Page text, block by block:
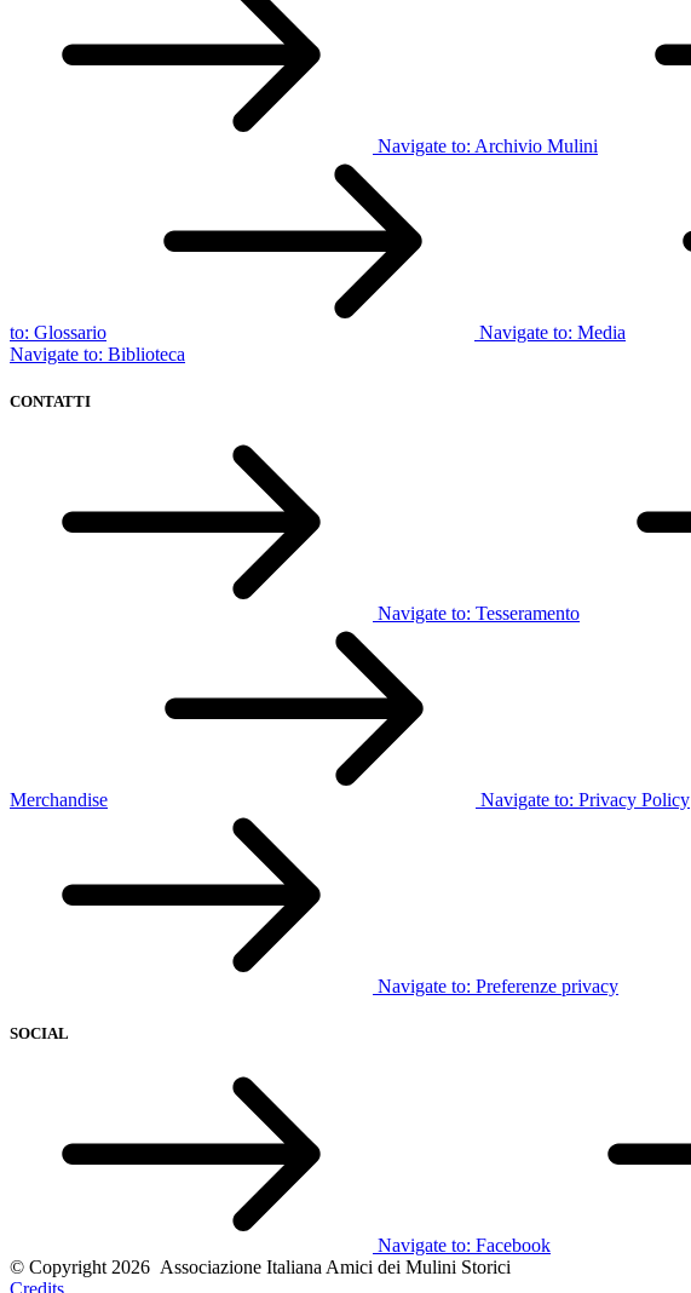
Navigate to: Archivio Mulini
to: Glossario Navigate to: Media
Navigate to: Biblioteca
CONTATTI
Navigate to: Tesseramento
Merchandise Navigate to: Privacy Policy
Navigate to: Preferenze privacy
SOCIAL
Navigate to: Facebook
© Copyright 2026 Associazione Italiana Amici dei Mulini Storici